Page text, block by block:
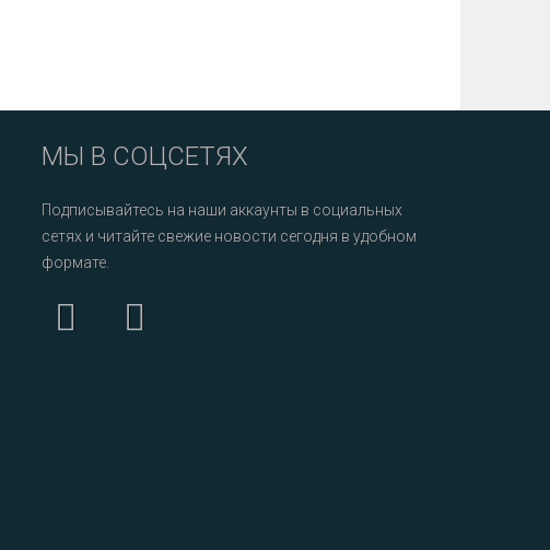
МЫ В СОЦСЕТЯХ
Подписывайтесь на наши аккаунты в социальных
сетях и читайте свежие новости сегодня в удобном
формате.